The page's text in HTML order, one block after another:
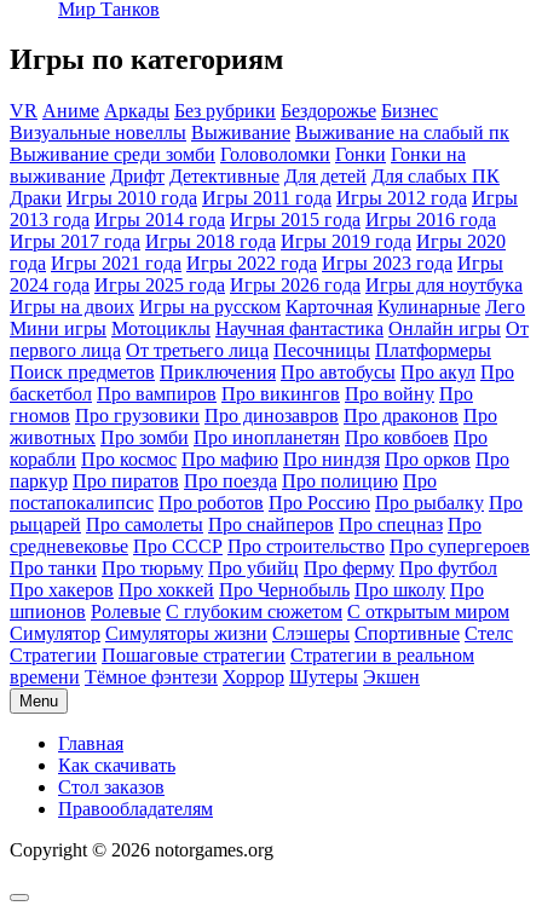
Мир Танков
Игры по категориям
VR Аниме Аркады Без рубрики Бездорожье Бизнес
Визуальные новеллы Выживание Выживание на слабый пк
Выживание среди зомби Головоломки Гонки Гонки на
выживание Дрифт Детективные Для детей Для слабых ПК
Драки Игры 2010 года Игры 2011 года Игры 2012 года Игры
2013 года Игры 2014 года Игры 2015 года Игры 2016 года
Игры 2017 года Игры 2018 года Игры 2019 года Игры 2020
года Игры 2021 года Игры 2022 года Игры 2023 года Игры
2024 года Игры 2025 года Игры 2026 года Игры для ноутбука
Игры на двоих Игры на русском Карточная Кулинарные Лего
Мини игры Мотоциклы Научная фантастика Онлайн игры От
первого лица От третьего лица Песочницы Платформеры
Поиск предметов Приключения Про автобусы Про акул Про
баскетбол Про вампиров Про викингов Про войну Про
гномов Про грузовики Про динозавров Про драконов Про
животных Про зомби Про инопланетян Про ковбоев Про
корабли Про космос Про мафию Про ниндзя Про орков Про
паркур Про пиратов Про поезда Про полицию Про
постапокалипсис Про роботов Про Россию Про рыбалку Про
рыцарей Про самолеты Про снайперов Про спецназ Про
средневековье Про СССР Про строительство Про супергероев
Про танки Про тюрьму Про убийц Про ферму Про футбол
Про хакеров Про хоккей Про Чернобыль Про школу Про
шпионов Ролевые С глубоким сюжетом С открытым миром
Симулятор Симуляторы жизни Слэшеры Спортивные Стелс
Стратегии Пошаговые стратегии Стратегии в реальном
времени Тёмное фэнтези Хоррор Шутеры Экшен
Menu
Главная
Как скачивать
Стол заказов
Правообладателям
Copyright © 2026 notorgames.org
Scroll